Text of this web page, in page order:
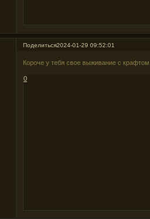
Поделиться2024-01-29 09:52:01
Короче у тебя свое выживание с
0